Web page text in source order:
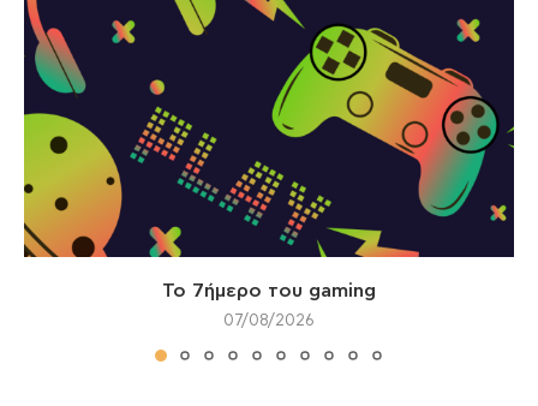
Το 7ήμερο του gaming
07/08/2026